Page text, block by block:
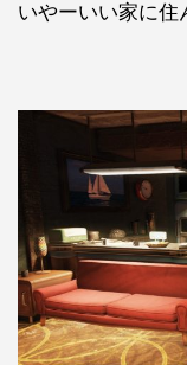
いやーいい家に住